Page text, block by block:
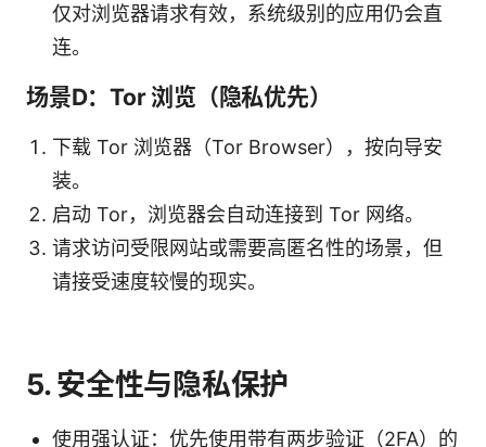
仅对浏览器请求有效，系统级别的应用仍会直
连。
场景D：Tor 浏览（隐私优先）
下载 Tor 浏览器（Tor Browser），按向导安
装。
启动 Tor，浏览器会自动连接到 Tor 网络。
请求访问受限网站或需要高匿名性的场景，但
请接受速度较慢的现实。
5. 安全性与隐私保护
使用强认证：优先使用带有两步验证（2FA）的